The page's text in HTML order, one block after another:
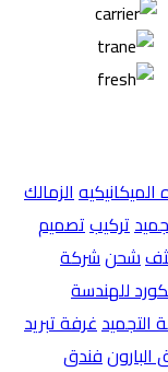
الميكانيكيهالزمالك
تركيبتصميم
شحنشركة
للهندسة
التجميدغرفة تبريد
البارونفندق